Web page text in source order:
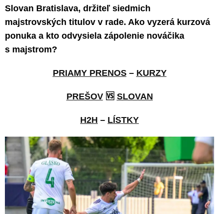
Slovan Bratislava, držiteľ siedmich
majstrovských titulov v rade. Ako vyzerá kurzová
ponuka a kto odvysiela zápolenie nováčika
s majstrom?
PRIAMY PRENOS– KURZY
PREŠOV🆚 SLOVAN
H2H – LÍSTKY